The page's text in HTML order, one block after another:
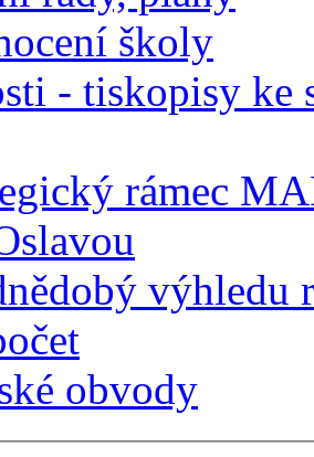
školy
- tiskopisy ke
rámec
výhledu
obvody